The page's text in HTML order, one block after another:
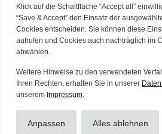
Klick auf die Schaltfläche “Accept all”
“Save & Accept” den Einsatz der
Cookies entscheiden. Sie können diese
aufrufen und Cookies auch nachträglich im
abwählen.
Weitere Hinweise zu den verwendeten
Ihren Rechten, erhalten Sie in unserer
unserem Impressum.
Anpassen Alles ablehnen
Alle
→ Anfahrtsplan Frankfurt
HN – Gymnasiumstraße 35
74072 Heilbronn
→ Anfahrtsplan Heilbronn
Datenschutzerklärung
Impressum